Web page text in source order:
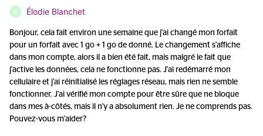
É Élodie Blanchet
Bonjour, cela fait environ une semaine que j'ai changé mon forfait
pour un forfait avec 1 go + 1 go de donné. Le changement s'affiche
dans mon compte, alors il a bien été fait, mais malgré le fait que
j'active les données, cela ne fonctionne pas. J'ai redémarré mon
cellulaire et j'ai réinitialisé les réglages réseau, mais rien ne semble
fonctionner. J'ai vérifié mon compte pour être sûre que ne bloque
dans mes à-côtés, mais il n'y a absolument rien. Je ne comprends pas.
Pouvez-vous m'aider?